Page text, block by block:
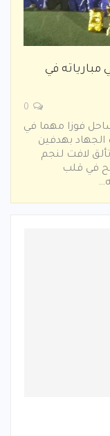
في
فوزا مهما في
الجهاد بهدفين
لافت لنجم
في قلب